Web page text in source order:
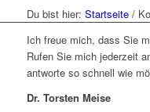
Du bist hier: Startseite /
Ich freue mich, dass Sie
Rufen Sie mich jederzeit
antworte so schnell wie
Dr. Torsten Meise